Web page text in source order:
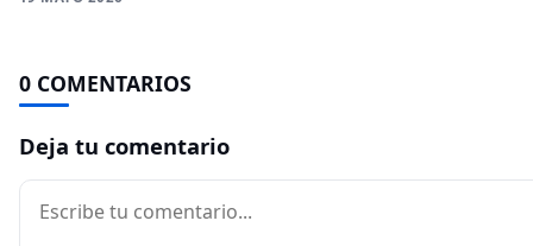
0 COMENTARIOS
Deja tu comentario
Comentario